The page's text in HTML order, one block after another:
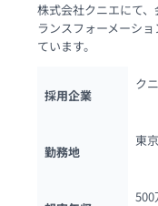
株式会社クニエにて
ランスフォーメーシ
ています。
採用企業
ク
勤務地
東
500